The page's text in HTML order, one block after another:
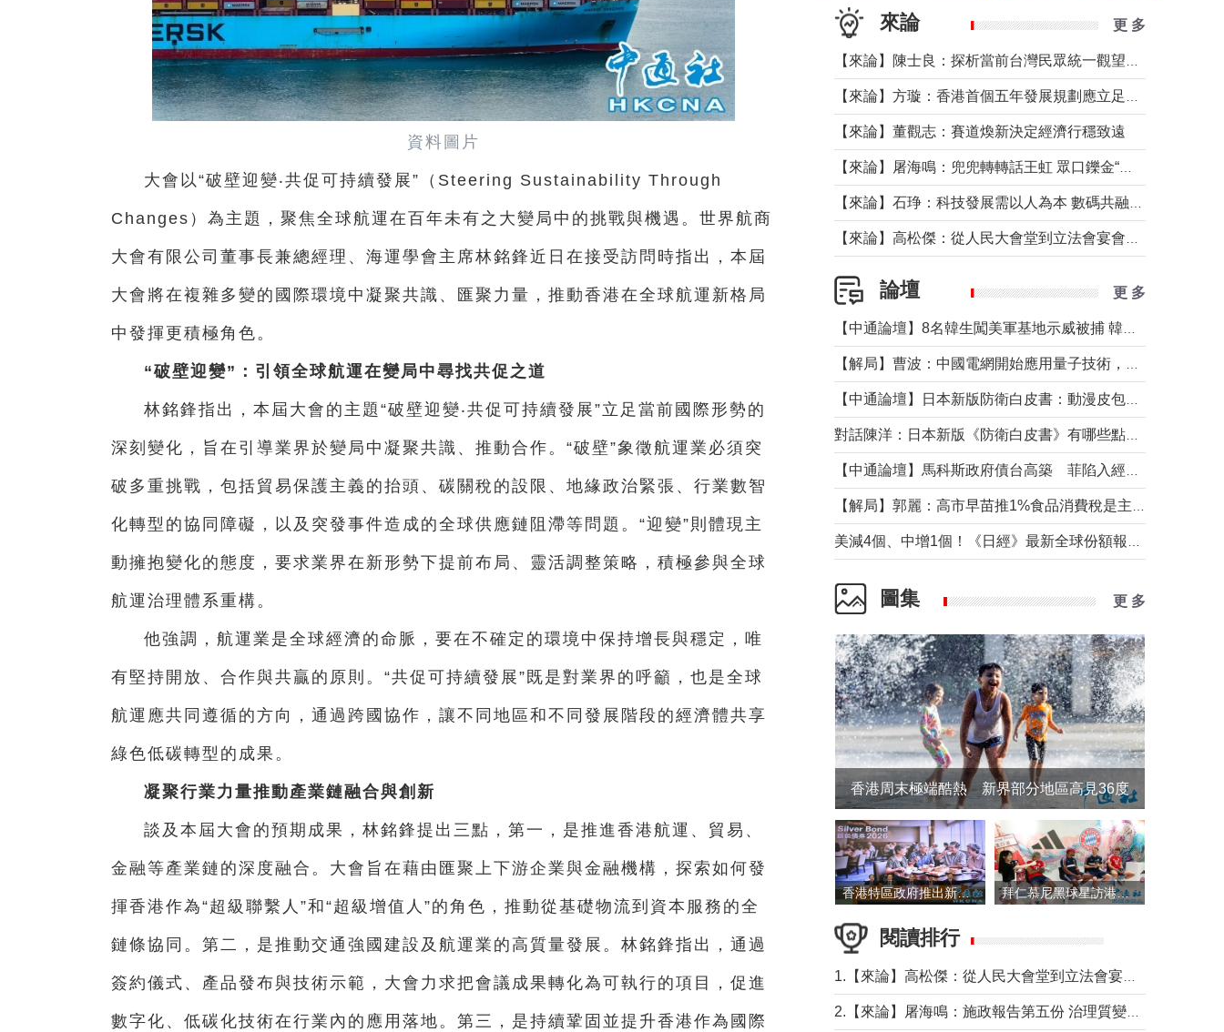
資料圖片
大會以“破壁迎變‧共促可持續發展”（Steering Sustainability Through
Changes）為主題，聚焦全球航運在百年未有之大變局中的挑戰與機遇。世界航商
大會有限公司董事長兼總經理、海運學會主席林銘鋒近日在接受訪問時指出，本屆
大會將在複雜多變的國際環境中凝聚共識、匯聚力量，推動香港在全球航運新格局
中發揮更積極角色。
“破壁迎變”：引領全球航運在變局中尋找共促之道
林銘鋒指出，本屆大會的主題“破壁迎變‧共促可持續發展”立足當前國際形勢的
深刻變化，旨在引導業界於變局中凝聚共識、推動合作。“破壁”象徵航運業必須突
破多重挑戰，包括貿易保護主義的抬頭、碳關稅的設限、地緣政治緊張、行業數智
化轉型的協同障礙，以及突發事件造成的全球供應鏈阻滯等問題。“迎變”則體現主
動擁抱變化的態度，要求業界在新形勢下提前布局、靈活調整策略，積極參與全球
航運治理體系重構。
他強調，航運業是全球經濟的命脈，要在不確定的環境中保持增長與穩定，唯
有堅持開放、合作與共贏的原則。“共促可持續發展”既是對業界的呼籲，也是全球
航運應共同遵循的方向，通過跨國協作，讓不同地區和不同發展階段的經濟體共享
綠色低碳轉型的成果。
凝聚行業力量推動產業鏈融合與創新
談及本屆大會的預期成果，林銘鋒提出三點，第一，是推進香港航運、貿易、
金融等產業鏈的深度融合。大會旨在藉由匯聚上下游企業與金融機構，探索如何發
揮香港作為“超級聯繫人”和“超級增值人”的角色，推動從基礎物流到資本服務的全
鏈條協同。第二，是推動交通強國建設及航運業的高質量發展。林銘鋒指出，通過
簽約儀式、產品發布與技術示範，大會力求把會議成果轉化為可執行的項目，促進
數字化、低碳化技術在行業內的應用落地。第三，是持續鞏固並提升香港作為國際
來論 更 多
【來論】董觀志：賽道煥新決定經濟行穩致遠
論壇 更 多
圖集 更 多
香港周末極端酷熱 新界部分地區高見36度
香港特區政府推出新一批銀色債券 每手1萬元保底息4.25厘 拜仁慕尼黑球星訪港 與球迷近距離互動
閱讀排行